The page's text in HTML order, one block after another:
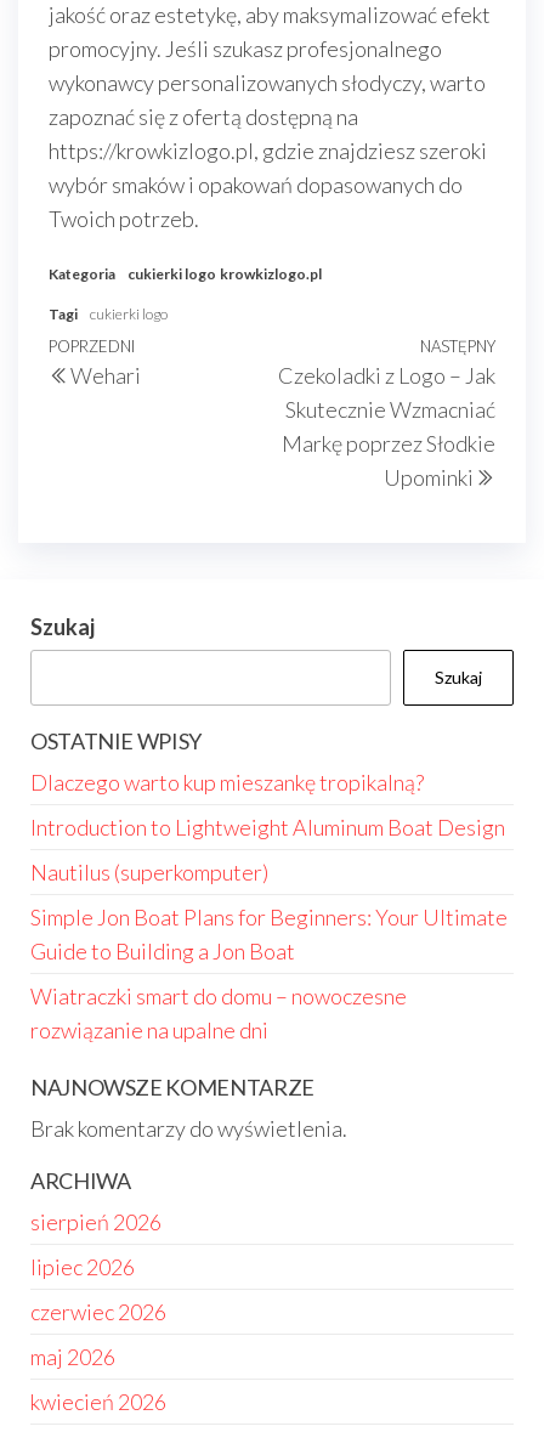
jakość oraz estetykę, aby maksymalizować efekt
promocyjny. Jeśli szukasz profesjonalnego
wykonawcy personalizowanych słodyczy, warto
zapoznać się z ofertą dostępną na
https://krowkizlogo.pl, gdzie znajdziesz szeroki
wybór smaków i opakowań dopasowanych do
Twoich potrzeb.
Kategoria cukierki logo krowkizlogo.pl
Tagi cukierki logo
Nawigacja
wpisu
Poprzedni
wpis
POPRZEDNI
Wehari
wpis
NASTĘPNY
Czekoladki z Logo – Jak
Skutecznie Wzmacniać
Markę poprzez Słodkie
Upominki
Szukaj
Szukaj
OSTATNIE WPISY
Dlaczego warto kup mieszankę tropikalną?
Introduction to Lightweight Aluminum Boat Design
Nautilus (superkomputer)
Simple Jon Boat Plans for Beginners: Your Ultimate
Guide to Building a Jon Boat
Wiatraczki smart do domu – nowoczesne
rozwiązanie na upalne dni
NAJNOWSZE KOMENTARZE
Brak komentarzy do wyświetlenia.
ARCHIWA
sierpień 2026
lipiec 2026
czerwiec 2026
maj 2026
kwiecień 2026